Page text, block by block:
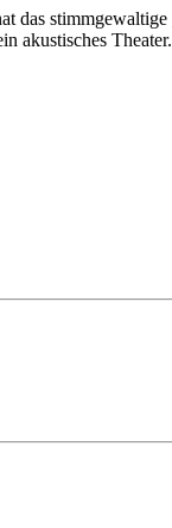
das stimmgewaltige
akustisches Theater.